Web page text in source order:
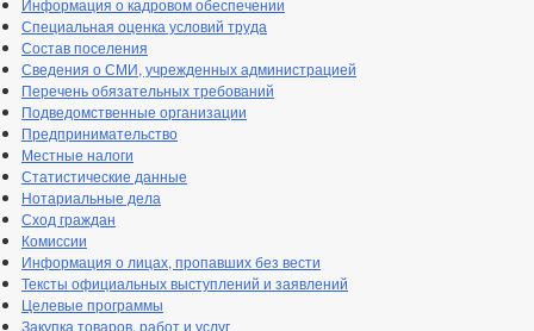
Информация о кадровом обеспечении
Специальная оценка условий труда
Состав поселения
Сведения о СМИ, учрежденных администрацией
Перечень обязательных требований
Подведомственные организации
Предпринимательство
Местные налоги
Статистические данные
Нотариальные дела
Сход граждан
Комиссии
Информация о лицах, пропавших без вести
Тексты официальных выступлений и заявлений
Целевые программы
Закупка товаров, работ и услуг